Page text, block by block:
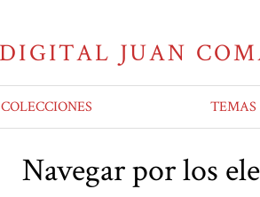
COLECCIONES TEMAS
Navegar por los